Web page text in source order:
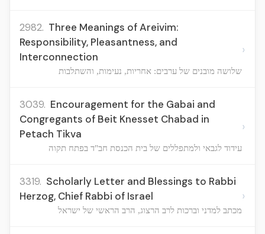
2982. Three Meanings of Areivim:
Responsibility, Pleasantness, and
Interconnection
שלושה מובנים של ערבים: אחריות, נעימות, והשתלבות
›
3039. Encouragement for the Gabai and
Congregants of Beit Knesset Chabad in
Petach Tikva
עידוד לגבאי ולמתפללים של בית הכנסת חב"ד בפתח תקוה
›
3319. Scholarly Letter and Blessings to Rabbi
Herzog, Chief Rabbi of Israel
מכתב למדני וברכות לרב הרצוג, הרב הראשי של ישראל
›